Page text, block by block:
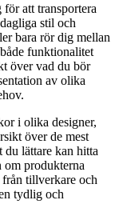
att transportera
stil och
bara rör dig mellan
funktionalitet
över vad du bör
av olika
i olika designer,
över de mest
du lättare kan hitta
om produkterna
tillverkare och
tydlig och